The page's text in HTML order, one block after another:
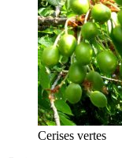
Cerises vertes